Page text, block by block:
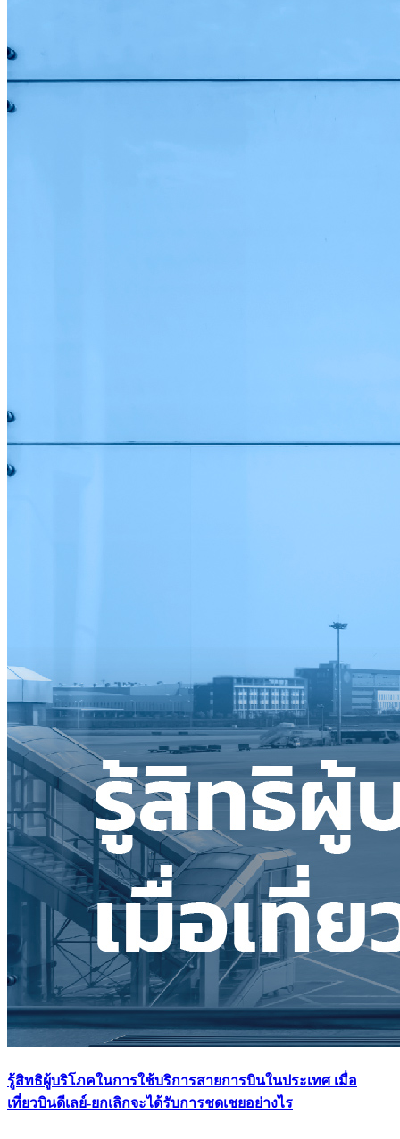
รู้สิทธิผู้บริโภคในการใช้บริการสายการบินในประเทศ เมื่อ
เที่ยวบินดีเลย์-ยกเลิกจะได้รับการชดเชยอย่างไร